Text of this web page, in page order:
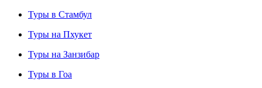
Туры в Стамбул
Туры на Пхукет
Туры на Занзибар
Туры в Гоа